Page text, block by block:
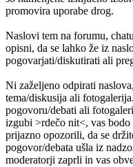
promovira uporabe drog.
Naslovi tem na forumu,
opisni, da se lahko že iz
pogovarjati/diskutirati ali
Ni zaželjeno odpirati
tema/diskusija ali
pogovoru/debati ali
izgubi >rdečo nit<, vas
prijazno opozorili, da se
pogovor/debata ušla iz
moderatorji zaprli in vas